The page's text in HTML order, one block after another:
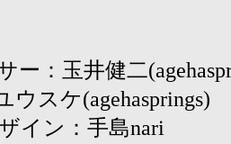
ー：玉井健二
スケ(agehasprings)
イン：手島nari